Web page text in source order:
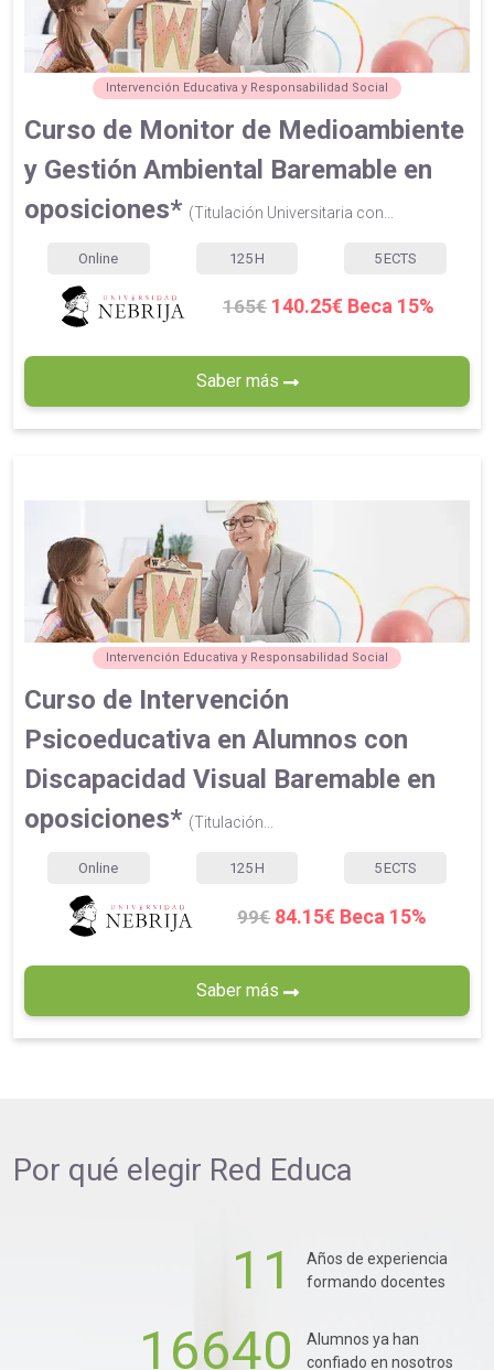
Intervención Educativa y Responsabilidad Social
Curso de Monitor de Medioambiente
y Gestión Ambiental Baremable en
oposiciones* (Titulación Universitaria con...
Online 125 H 5 ECTS
165€ 140.25€ Beca 15%
Saber más
Intervención Educativa y Responsabilidad Social
Curso de Intervención
Psicoeducativa en Alumnos con
Discapacidad Visual Baremable en
oposiciones* (Titulación...
Online 125 H 5 ECTS
99€ 84.15€ Beca 15%
Saber más
Por qué elegir Red Educa
11
Años de experiencia
formando docentes
16640
Alumnos ya han
confiado en nosotros